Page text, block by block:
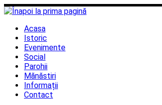
Sari
la
conținutAcasa
Istoric
Evenimente
Social
Parohii
Mănăstiri
Informații
Contact